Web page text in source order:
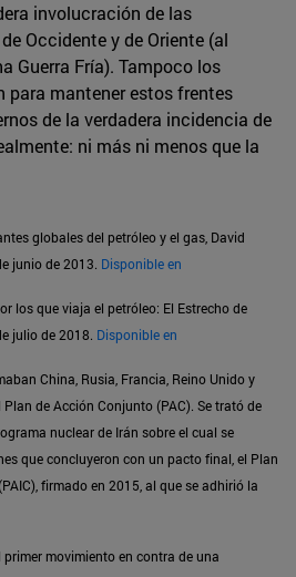
involucración de las
Occidente y de Oriente (al
Guerra Fría). Tampoco los
para mantener estos frentes
de la verdadera incidencia de
ni más ni menos que la
globales del petróleo y el gas, David
junio de 2013. Disponible en
los que viaja el petróleo: El Estrecho de
julio de 2018. Disponible en
China, Rusia, Francia, Reino Unido y
de Acción Conjunto (PAC). Se trató de
nuclear de Irán sobre el cual se
que concluyeron con un pacto final, el Plan
firmado en 2015, al que se adhirió la
movimiento en contra de una